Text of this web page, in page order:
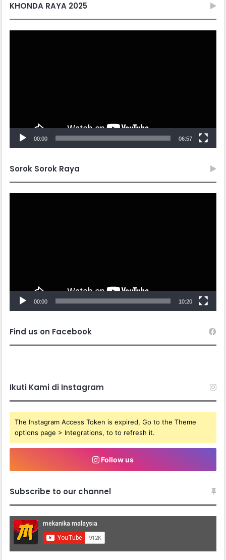
KHONDA RAYA 2025
00:00 06:57
Sorok Sorok Raya
00:00 10:20
Find us on Facebook
Ikuti Kami di Instagram
The Instagram Access Token is expired, Go to the Theme
options page > Integrations, to to refresh it.
Follow us
Subscribe to our channel